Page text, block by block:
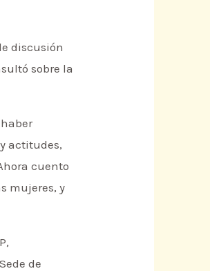
discusión
sobre la
actitudes,
cuento
mujeres, y
de